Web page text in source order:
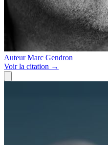
Auteur Marc Gendron
Voirla citation →